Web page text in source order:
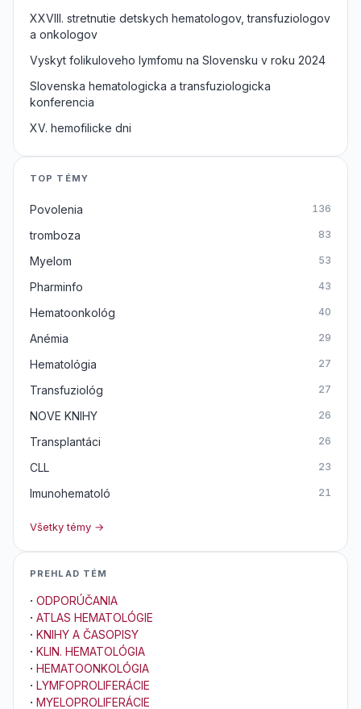
XXVIII. stretnutie detskych hematologov, transfuziologov
a onkologov
Vyskyt folikuloveho lymfomu na Slovensku v roku 2024
Slovenska hematologicka a transfuziologicka
konferencia
XV. hemofilicke dni
TOP TÉMY
Povolenia 136
tromboza 83
Myelom 53
Pharminfo 43
Hematoonkológ 40
Anémia 29
Hematológia 27
Transfuziológ 27
NOVE KNIHY 26
Transplantáci 26
CLL 23
Imunohematoló 21
Všetky témy →
PREHLAD TÉM
· ODPORÚČANIA
· ATLAS HEMATOLÓGIE
· KNIHY A ČASOPISY
· KLIN. HEMATOLÓGIA
· HEMATOONKOLÓGIA
· LYMFOPROLIFERÁCIE
· MYELOPROLIFERÁCIE